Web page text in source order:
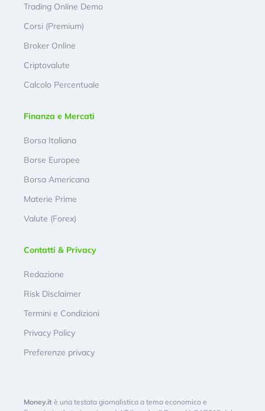
Trading Online Demo
Corsi (Premium)
Broker Online
Criptovalute
Calcolo Percentuale
Finanza e Mercati
Borsa Italiana
Borse Europee
Borsa Americana
Materie Prime
Valute (Forex)
Contatti & Privacy
Redazione
Risk Disclaimer
Termini e Condizioni
Privacy Policy
Preferenze privacy
Money.it è una testata giornalistica a tema economico e